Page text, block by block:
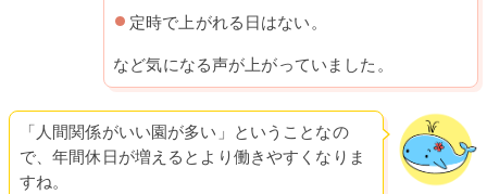
定時で上がれる日はない。
など気になる声が上がっていました。
「人間関係がいい園が多い」ということなの
で、年間休日が増えるとより働きやすくなりま
すね。